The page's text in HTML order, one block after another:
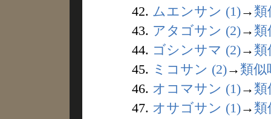
42. ムエンサン (1)→ 類
43. アタゴサン (2)→ 類
44. ゴシンサマ (2)→ 類
45. ミコサン (2)→ 類似
46. オコマサン (1)→ 類
47. オサゴサン (1)→ 類